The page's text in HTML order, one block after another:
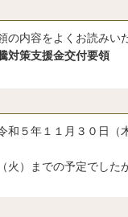
の内容をよくお読みい
騰対策支援金交付要領
和５年１１月３０日（
）までの予定でした